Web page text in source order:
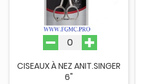
CISEAUX À NEZ ANIT.SINGER
6"